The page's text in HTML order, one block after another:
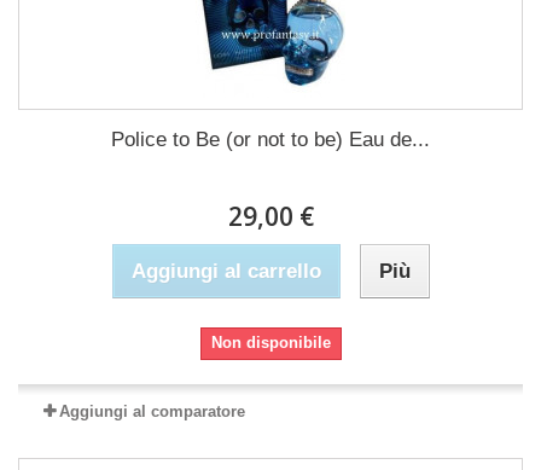
Police to Be (or not to be) Eau de...
29,00 €
Aggiungi al carrello Più
Non disponibile
Aggiungi al comparatore